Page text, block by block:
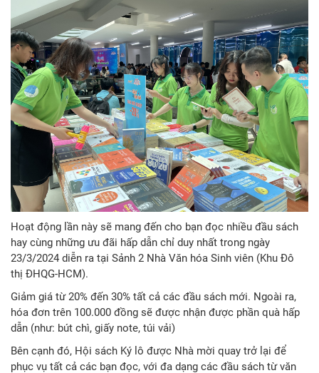
Hoạt động lần này sẽ mang đến cho bạn đọc nhiều đầu sách
hay cùng những ưu đãi hấp dẫn chỉ duy nhất trong ngày
23/3/2024 diễn ra tại Sảnh 2 Nhà Văn hóa Sinh viên (Khu Đô
thị ĐHQG-HCM).
Giảm giá từ 20% đến 30% tất cả các đầu sách mới. Ngoài ra,
hóa đơn trên 100.000 đồng sẽ được nhận được phần quà hấp
dẫn (như: bút chì, giấy note, túi vải)
Bên cạnh đó, Hội sách Ký lô được Nhà mời quay trở lại để
phục vụ tất cả các bạn đọc, với đa dạng các đầu sách từ văn